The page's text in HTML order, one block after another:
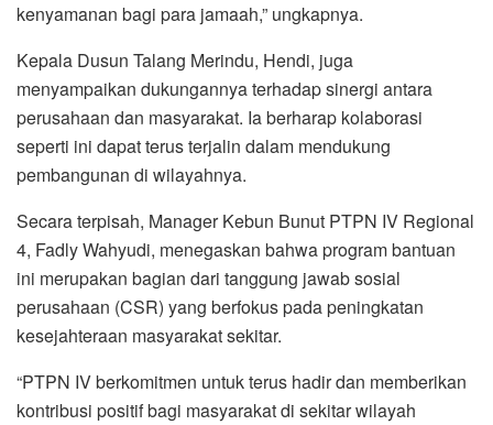
kenyamanan bagi para jamaah,” ungkapnya.
Kepala Dusun Talang Merindu, Hendi, juga
menyampaikan dukungannya terhadap sinergi antara
perusahaan dan masyarakat. Ia berharap kolaborasi
seperti ini dapat terus terjalin dalam mendukung
pembangunan di wilayahnya.
Secara terpisah, Manager Kebun Bunut PTPN IV Regional
4, Fadly Wahyudi, menegaskan bahwa program bantuan
ini merupakan bagian dari tanggung jawab sosial
perusahaan (CSR) yang berfokus pada peningkatan
kesejahteraan masyarakat sekitar.
“PTPN IV berkomitmen untuk terus hadir dan memberikan
kontribusi positif bagi masyarakat di sekitar wilayah